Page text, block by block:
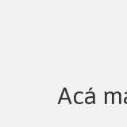
Acá